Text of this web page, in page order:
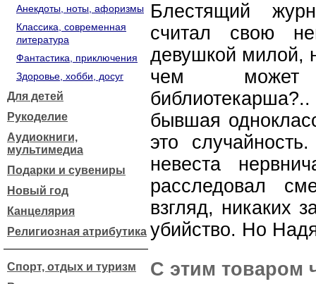
Анекдоты, ноты, афоризмы
Классика, современная
литература
Фантастика, приключения
Здоровье, хобби, досуг
Для детей
Рукоделие
Аудиокниги,
мультимедиа
Подарки и сувениры
Новый год
Канцелярия
Религиозная атрибутика
Спорт, отдых и туризм
Блестящий
считал свою
девушкой милой,
чем может
бывшая
это
невеста
расследовал
взгляд, никаких
убийство. Но
С этим товаром